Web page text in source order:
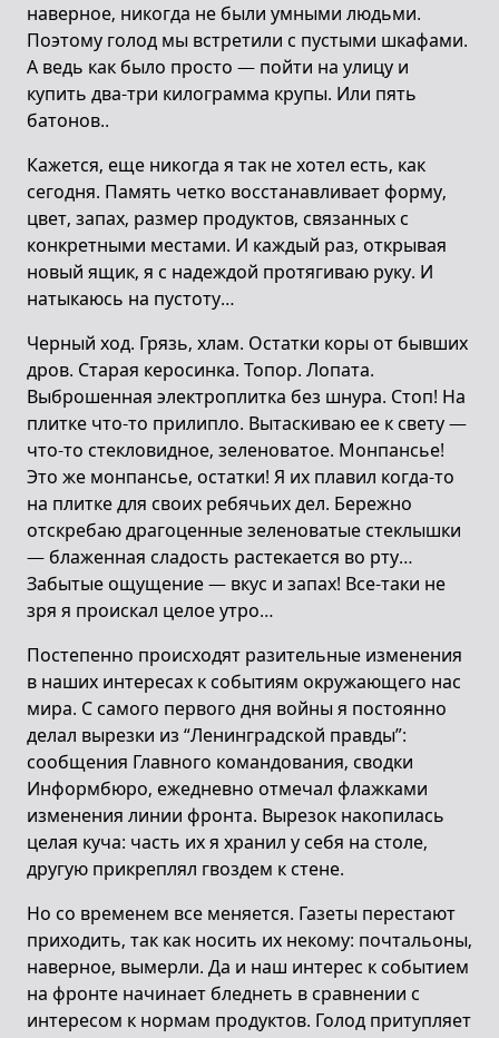
наверное, никогда не были умными людьми.
Поэтому голод мы встретили с пустыми шкафами.
А ведь как было просто — пойти на улицу и
купить два-три килограмма крупы. Или пять
батонов..
Кажется, еще никогда я так не хотел есть, как
сегодня. Память четко восстанавливает форму,
цвет, запах, размер продуктов, связанных с
конкретными местами. И каждый раз, открывая
новый ящик, я с надеждой протягиваю руку. И
натыкаюсь на пустоту…
Черный ход. Грязь, хлам. Остатки коры от бывших
дров. Старая керосинка. Топор. Лопата.
Выброшенная электроплитка без шнура. Стоп! На
плитке что-то прилипло. Вытаскиваю ее к свету —
что-то стекловидное, зеленоватое. Монпансье!
Это же монпансье, остатки! Я их плавил когда-то
на плитке для своих ребячьих дел. Бережно
отскребаю драгоценные зеленоватые стеклышки
— блаженная сладость растекается во рту…
Забытые ощущение — вкус и запах! Все-таки не
зря я проискал целое утро…
Постепенно происходят разительные изменения
в наших интересах к событиям окружающего нас
мира. С самого первого дня войны я постоянно
делал вырезки из “Ленинградской правды”:
сообщения Главного командования, сводки
Информбюро, ежедневно отмечал флажками
изменения линии фронта. Вырезок накопилась
целая куча: часть их я хранил у себя на столе,
другую прикреплял гвоздем к стене.
Но со временем все меняется. Газеты перестают
приходить, так как носить их некому: почтальоны,
наверное, вымерли. Да и наш интерес к событием
на фронте начинает бледнеть в сравнении с
интересом к нормам продуктов. Голод притупляет